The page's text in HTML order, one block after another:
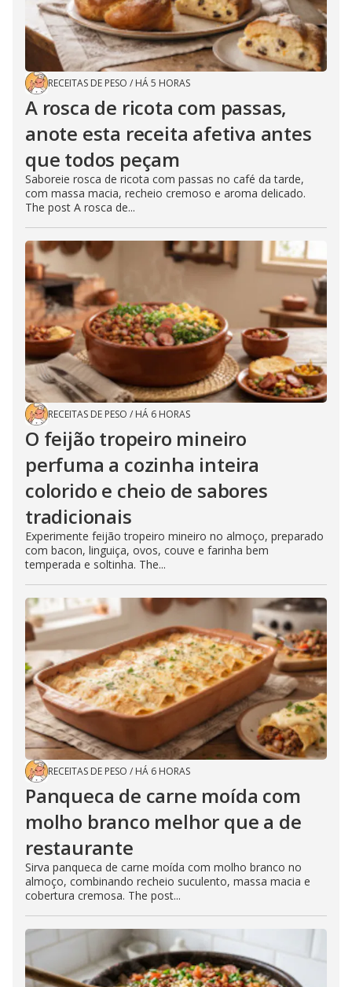
RECEITAS DE PESO / HÁ 5 HORAS
A rosca de ricota com passas,
anote esta receita afetiva antes
que todos peçam
Saboreie rosca de ricota com passas no café da tarde,
com massa macia, recheio cremoso e aroma delicado.
The post A rosca de...
RECEITAS DE PESO / HÁ 6 HORAS
O feijão tropeiro mineiro
perfuma a cozinha inteira
colorido e cheio de sabores
tradicionais
Experimente feijão tropeiro mineiro no almoço, preparado
com bacon, linguiça, ovos, couve e farinha bem
temperada e soltinha. The...
RECEITAS DE PESO / HÁ 6 HORAS
Panqueca de carne moída com
molho branco melhor que a de
restaurante
Sirva panqueca de carne moída com molho branco no
almoço, combinando recheio suculento, massa macia e
cobertura cremosa. The post...